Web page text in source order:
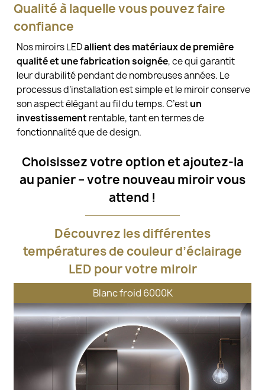
Qualité à laquelle vous pouvez faire
confiance
Nos miroirs LEDallient des matériaux de première
qualité et une fabrication soignée, ce qui garantit
leur durabilité pendant de nombreuses années. Le
processus d’installation est simple et le miroir conserve
son aspect élégant au fil du temps. C’estun
investissement rentable, tant en termes de
fonctionnalité que de design.
Choisissez votre option et ajoutez-la
au panier – votre nouveau miroir vous
attend !
Découvrez les différentes
températures de couleur d’éclairage
LED pour votre miroir
Blanc froid 6000K